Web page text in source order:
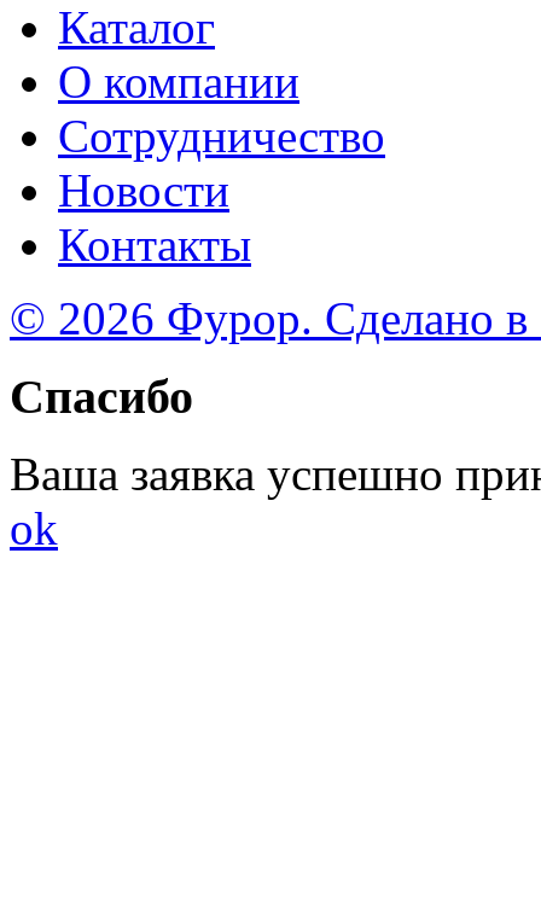
Каталог
О компании
Сотрудничество
Новости
Контакты
© 2026 Фурор. Сделано в
Спасибо
Ваша заявка успешно
ok